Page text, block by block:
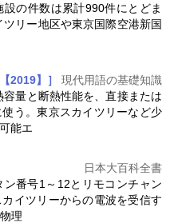
の件数は累計990件にとどま
ツリー地区や東京国際空港新国
2019】］
現代用語の基礎知識
量と断熱性能を、直接または
使う。東京スカイツリーなど少
能エ
日本大百科全書
番号1～12とリモコンチャン
カイツリーからの電波を受信す
理